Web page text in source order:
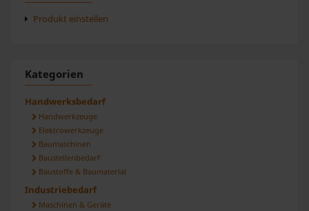
Produkt einstellen
Kategorien
Handwerksbedarf
Handwerkzeuge
Elektrowerkzeuge
Baumaschinen
Baustellenbedarf
Baustoffe & Baumaterial
Industriebedarf
Maschinen & Geräte